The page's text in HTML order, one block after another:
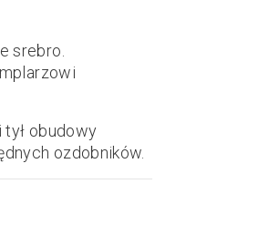
srebro.
obudowy
ozdobników.